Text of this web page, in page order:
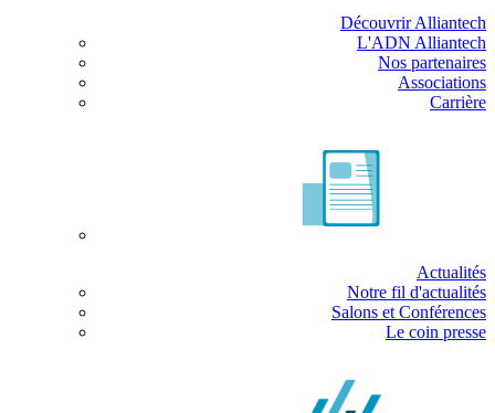
Découvrir Alliantech
L'ADN Alliantech
Nos partenaires
Associations
Carrière
Actualités
Notre fil d'actualités
Salons et Conférences
Le coin presse